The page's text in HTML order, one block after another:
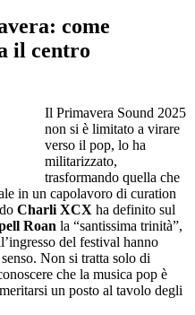
come
il centro
Il Primavera Sound 2025
non si è limitato a virare
verso il pop, lo ha
militarizzato,
trasformando quella che
in un capolavoro di curation
Charli XCX ha definito sul
Roan la “santissima trinità”,
del festival hanno
Non si tratta solo di
che la musica pop è
un posto al tavolo degli